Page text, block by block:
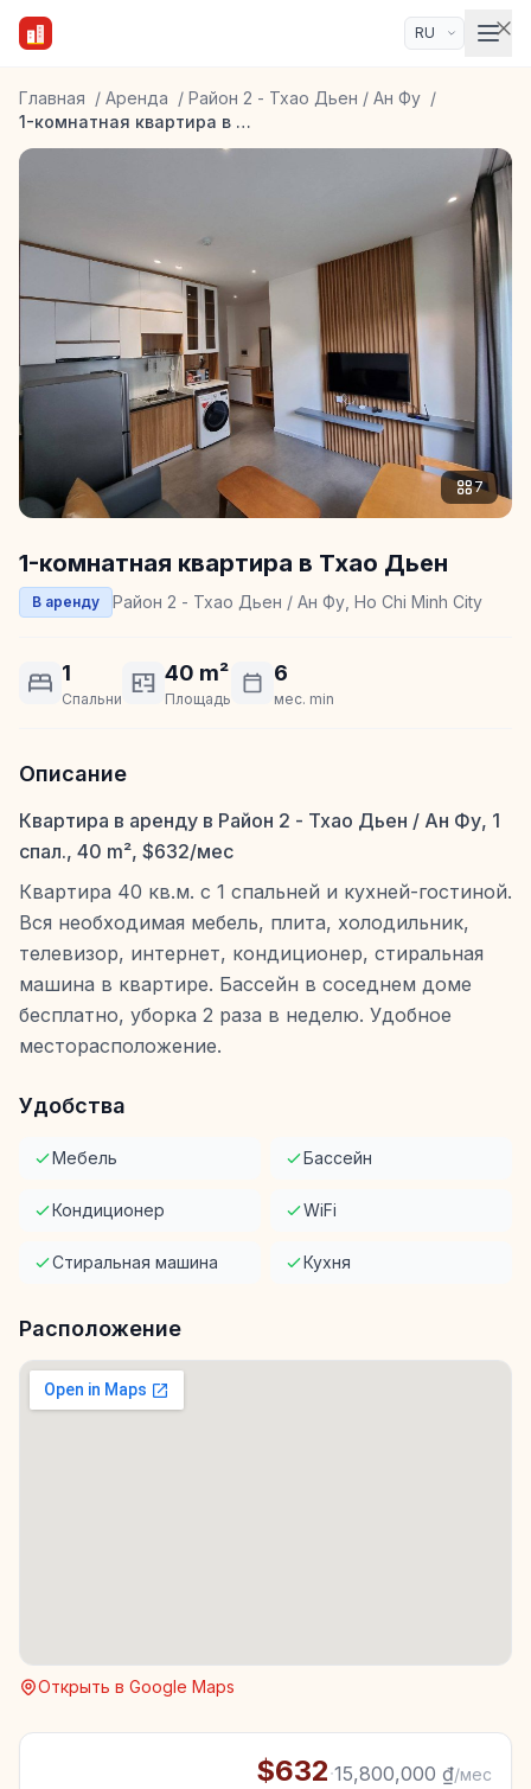
Главная / Аренда / Район 2 - Тхао Дьен / Ан Фу /
1-комнатная квартира в Тхао Дьен
7
1-комнатная квартира в Тхао Дьен
В аренду Район 2 - Тхао Дьен / Ан Фу, Ho Chi Minh City
1
Спальни
40 m²
Площадь
6
мес. min
Описание
Квартира в аренду в Район 2 - Тхао Дьен / Ан Фу, 1
спал., 40 m², $632/мес
Квартира 40 кв.м. с 1 спальней и кухней-гостиной.
Вся необходимая мебель, плита, холодильник,
телевизор, интернет, кондиционер, стиральная
машина в квартире. Бассейн в соседнем доме
бесплатно, уборка 2 раза в неделю. Удобное
месторасположение.
Удобства
Мебель Бассейн
Кондиционер WiFi
Стиральная машина Кухня
Расположение
Открыть в Google Maps
$632·15,800,000 ₫/мес